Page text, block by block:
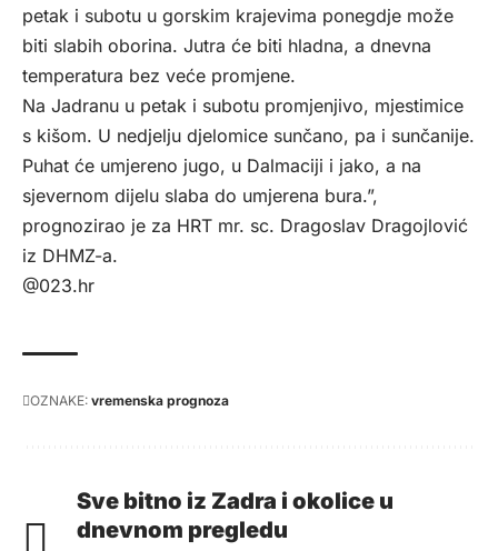
petak i subotu u gorskim krajevima ponegdje može
biti slabih oborina. Jutra će biti hladna, a dnevna
temperatura bez veće promjene.
Na Jadranu u petak i subotu promjenjivo, mjestimice
s kišom. U nedjelju djelomice sunčano, pa i sunčanije.
Puhat će umjereno jugo, u Dalmaciji i jako, a na
sjevernom dijelu slaba do umjerena bura.”,
prognozirao je za HRT mr. sc. Dragoslav Dragojlović
iz DHMZ-a.
@023.hr
OZNAKE: vremenska prognoza
Sve bitno iz Zadra i okolice u
dnevnom pregledu